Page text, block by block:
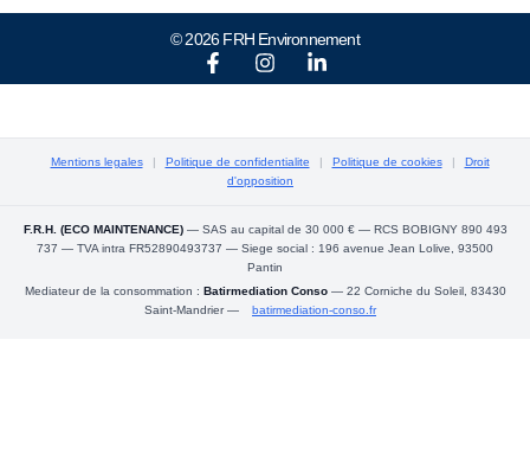
© 2026 FRH Environnement
Mentions legales | Politique de confidentialite | Politique de cookies |
Droit
d'opposition
F.R.H. (ECO MAINTENANCE)— SAS au capital de 30 000 € — RCS BOBIGNY 890 493
737 — TVA intra FR52890493737 — Siege social : 196 avenue Jean Lolive, 93500
Pantin
Mediateur de la consommation : Batirmediation Conso— 22 Corniche du Soleil, 83430
Saint-Mandrier —
batirmediation-conso.fr